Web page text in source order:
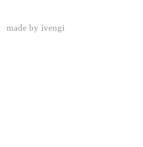
made by ivengi